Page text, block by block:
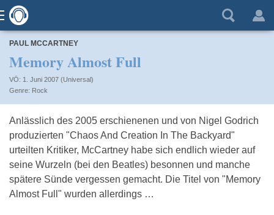
PAUL MCCARTNEY
Memory Almost Full
VÖ: 1. Juni 2007 (Universal)
Rock
Anlässlich des 2005 erschienenen und von Nigel Godrich
produzierten "Chaos And Creation In The Backyard"
urteilten Kritiker, McCartney habe sich endlich wieder auf
seine Wurzeln (bei den Beatles) besonnen und manche
spätere Sünde vergessen gemacht. Die Titel von "Memory
Almost Full" wurden allerdings …